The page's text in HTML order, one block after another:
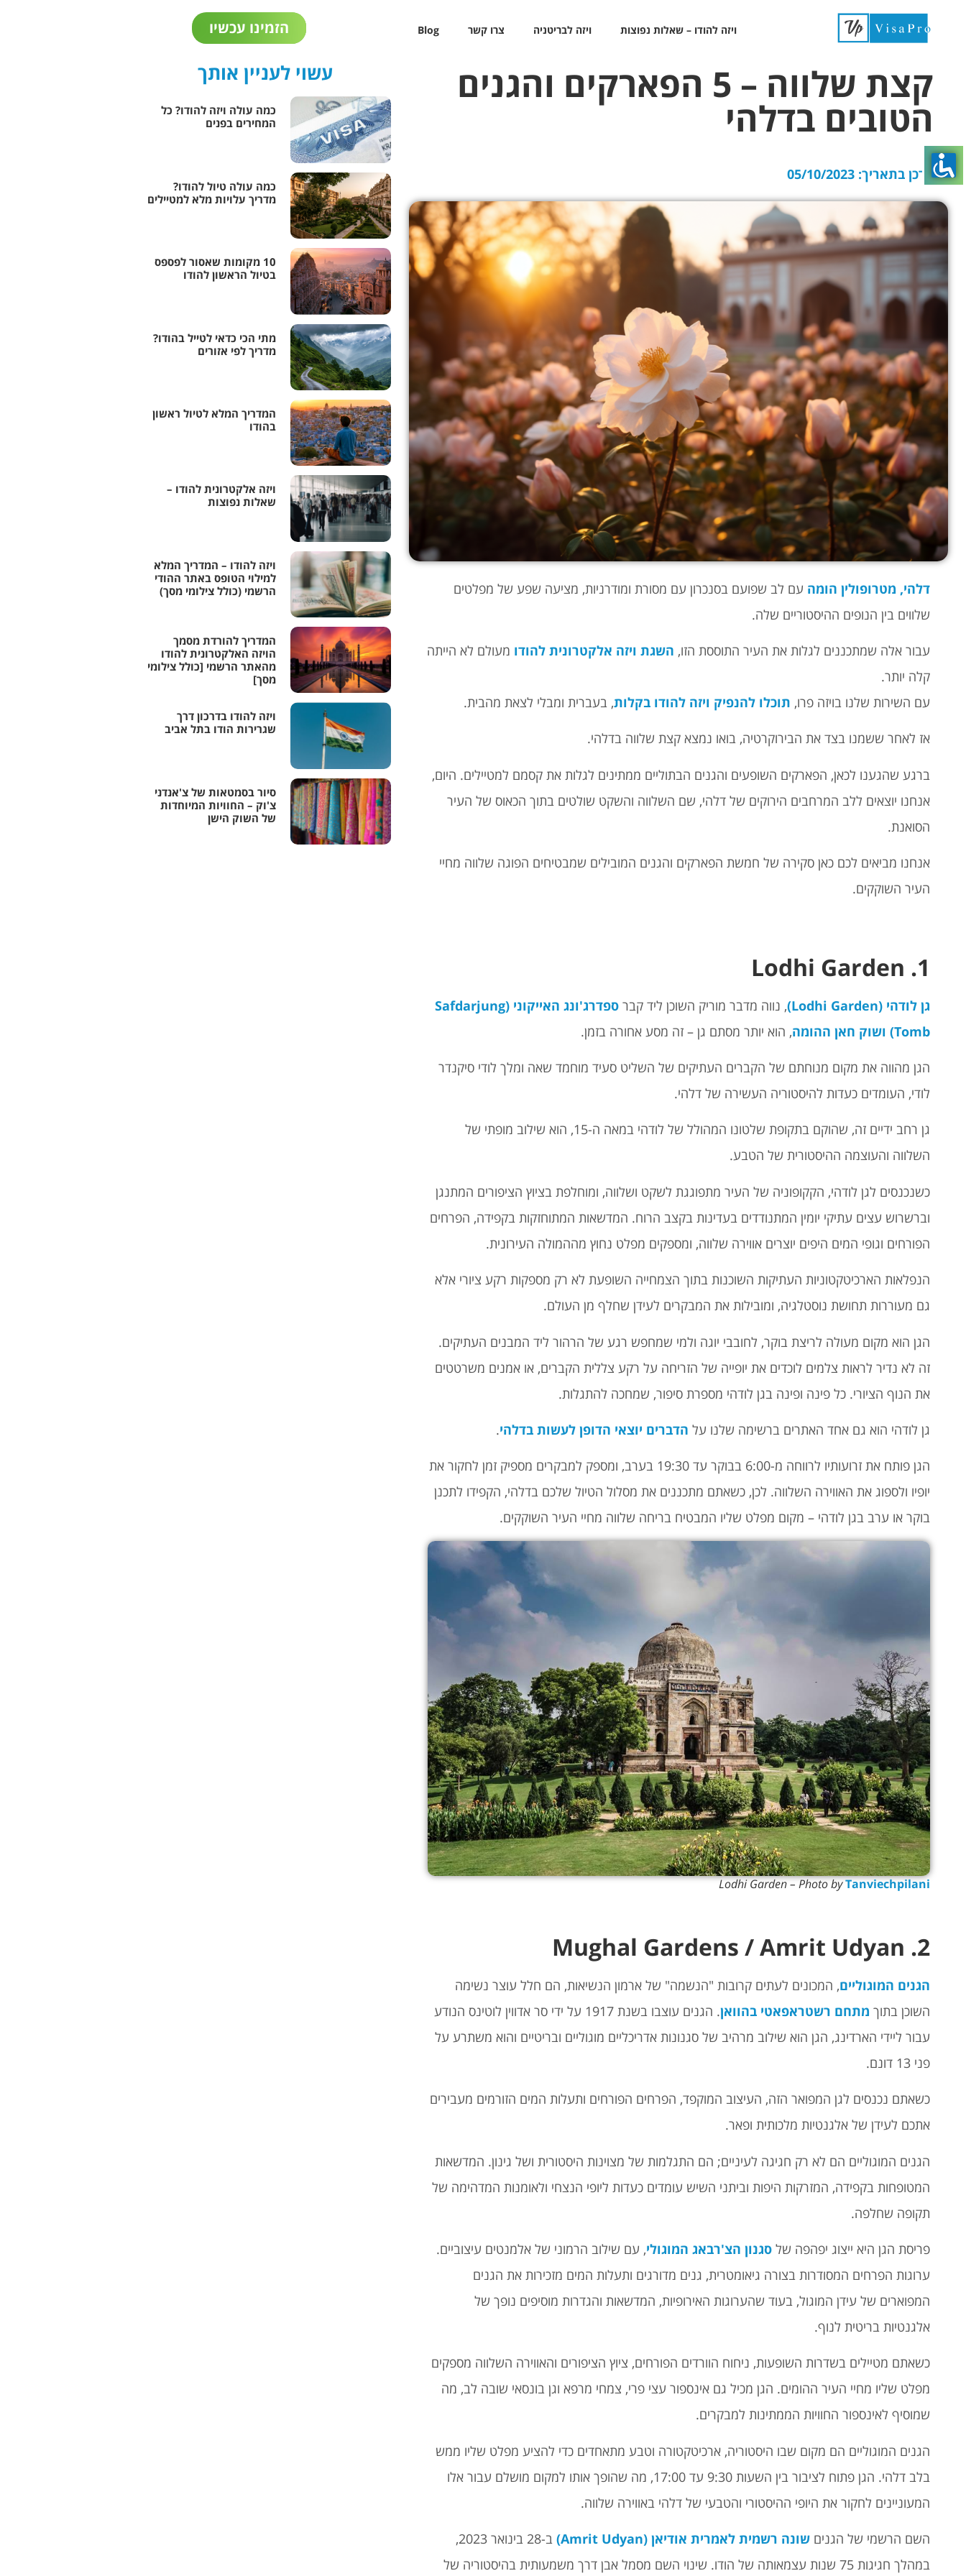
ויזה להודו – שאלות נפוצות ויזה לבריטניה צרו קשר Blog הזמינו עכשיו
קצת שלווה – 5 הפארקים והגנים
הטובים בדלהי
עודכן בתאריך: 05/10/2023
דלהי, מטרופולין הומה עם לב שפועם בסנכרון עם מסורת ומודרניות, מציעה שפע של מפלטים
שלווים בין הנופים ההיסטוריים שלה.
עבור אלה שמתכננים לגלות את העיר התוססת הזו, השגת ויזה אלקטרונית להודו מעולם לא הייתה
קלה יותר.
עם השירות שלנו בויזה פרו, תוכלו להנפיק ויזה להודו בקלות, בעברית ומבלי לצאת מהבית.
אז לאחר ששמנו בצד את הבירוקרטיה, בואו נמצא קצת שלווה בדלהי.
ברגע שהגענו לכאן, הפארקים השופעים והגנים הבתוליים ממתינים לגלות את קסמם למטיילים. היום,
אנחנו יוצאים ללב המרחבים הירוקים של דלהי, שם השלווה והשקט שולטים בתוך הכאוס של העיר
הסואנת.
אנחנו מביאים לכם כאן סקירה של חמשת הפארקים והגנים המובילים שמבטיחים הפוגה שלווה מחיי
העיר השוקקים.
1. Lodhi Garden
גן לודהי (Lodhi Garden) , נווה מדבר מוריק השוכן ליד קבר
ספדרג'ונג האייקוני (Safdarjung
Tomb) ושוק חאן ההומה, הוא יותר מסתם גן – זה מסע אחורה בזמן.
הגן מהווה את מקום מנוחתם של הקברים העתיקים של השליט סעיד מוחמד שאה ומלך לודי סיקנדר
לודי, העומדים כעדות להיסטוריה העשירה של דלהי.
גן רחב ידיים זה, שהוקם בתקופת שלטונו המהולל של לודהי במאה ה-15, הוא שילוב מופתי של
השלווה והעוצמה ההיסטורית של הטבע.
כשנכנסים לגן לודהי, הקקופוניה של העיר מתפוגגת לשקט ושלווה, ומוחלפת בציוץ הציפורים המתנגן
וברשרוש עצים עתיקי יומין המתנודדים בעדינות בקצב הרוח. המדשאות המתוחזקות בקפידה, הפרחים
הפורחים וגופי המים היפים יוצרים אווירה שלווה, ומספקים מפלט נחוץ מההמולה העירונית.
הנפלאות הארכיטקטוניות העתיקות השוכנות בתוך הצמחייה השופעת לא רק מספקות רקע ציורי אלא
גם מעוררות תחושת נוסטלגיה, ומובילות את המבקרים לעידן שחלף מן העולם.
הגן הוא מקום מעולה לריצת בוקר, לחובבי יוגה ולמי שמחפש רגע של הרהור ליד המבנים העתיקים.
זה לא נדיר לראות צלמים לוכדים את יופייה של הזריחה על רקע צללית הקברים, או אמנים משרטטים
את הנוף הציורי. כל פינה ופינה בגן לודהי מספרת סיפור, שמחכה להתגלות.
גן לודהי הוא גם אחד האתרים ברשימה שלנו על הדברים יוצאי הדופן לעשות בדלהי.
הגן פותח את זרועותיו לרווחה מ-6:00 בבוקר עד 19:30 בערב, ומספק למבקרים מספיק זמן לחקור את
יופיו ולספוג את האווירה השלווה. לכן, כשאתם מתכננים את מסלול הטיול שלכם בדלהי, הקפידו לתכנן
בוקר או ערב בגן לודהי – מקום מפלט שליו המבטיח בריחה שלווה מחיי העיר השוקקים.
Lodhi Garden – Photo byTanviechpilani
2. Mughal Gardens / Amrit Udyan
הגנים המוגוליים, המכונים לעתים קרובות "הנשמה" של ארמון הנשיאות, הם חלל עוצר נשימה
השוכן בתוך מתחם רשטראפאטי בהוואן
. הגנים עוצבו בשנת 1917 על ידי סר אדווין לוטינס הנודע
עבור ליידי הארדינג, הגן הוא שילוב מרהיב של סגנונות אדריכליים מוגוליים ובריטיים והוא משתרע על
פני 13 דונם.
כשאתם נכנסים לגן המפואר הזה, העיצוב המוקפד, הפרחים הפורחים ותעלות המים הזורמים מעבירים
אתכם לעידן של אלגנטיות מלכותית ופאר.
הגנים המוגוליים הם לא רק חגיגה לעיניים; הם התגלמות של מצוינות היסטורית ושל גינון. המדשאות
המטופחות בקפידה, המזרקות היפות וביתני השיש עומדים כעדות ליופי הנצחי ולאומנות המדהימה של
תקופה שחלפה.
פריסת הגן היא ייצוג יפהפה של סגנון הצ'רבאג המוגולי, עם שילוב הרמוני של אלמנטים עיצוביים.
ערוגות הפרחים המסודרות בצורה גיאומטרית, גנים מדורגים ותעלות המים מזכירות את הגנים
המפוארים של עידן המוגול, בעוד שהערוגות האירופיות, המדשאות והגדרות מוסיפים נופך של
אלגנטיות בריטית לנוף.
כשאתם מטיילים בשדרות השופעות, ניחוח הוורדים הפורחים, ציוץ הציפורים והאווירה השלווה מספקים
מפלט שליו מחיי העיר ההומים. הגן מכיל גם אינספור עצי פרי, צמחי מרפא וגן בונסאי שובה לב, מה
שמוסיף לאינספור החוויות הממתינות למבקרים.
הגנים המוגוליים הם מקום שבו היסטוריה, ארכיטקטורה וטבע מתאחדים כדי להציע מפלט שליו ממש
בלב דלהי. הגן פתוח לציבור בין השעות 9:30 עד 17:00, מה שהופך אותו למקום מושלם עבור אלו
המעוניינים לחקור את היופי ההיסטורי והטבעי של דלהי באווירה שלווה.
השם הרשמי של הגנים שונה רשמית לאמרית אודיאן (Amrit Udyan)
ב-28 בינואר 2023,
במהלך חגיגות 75 שנות עצמאותה של הודו. שינוי השם מסמל אבן דרך משמעותית בהיסטוריה של
עשוי לעניין אותך
כמה עולה ויזה להודו? כל
המחירים בפנים
כמה עולה טיול להודו?
מדריך עלויות מלא למטיילים
10 מקומות שאסור לפספס
בטיול הראשון להודו
מתי הכי כדאי לטייל בהודו?
מדריך לפי אזורים
המדריך המלא לטיול ראשון
בהודו
ויזה אלקטרונית להודו –
שאלות נפוצות
ויזה להודו – המדריך המלא
למילוי הטופס באתר ההודי
הרשמי (כולל צילומי מסך)
המדריך להורדת מסמך
הויזה האלקטרונית להודו
מהאתר הרשמי [כולל צילומי
מסך]
ויזה להודו בדרכון דרך
שגרירות הודו בתל אביב
סיור בסמטאות של צ'אנדני
צ'וק – החוויות המיוחדות
של השוק הישן